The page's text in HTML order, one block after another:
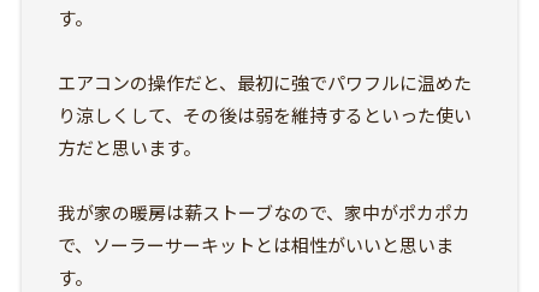
す。
エアコンの操作だと、最初に強でパワフルに温めた
り涼しくして、その後は弱を維持するといった使い
方だと思います。
我が家の暖房は薪ストーブなので、家中がポカポカ
で、ソーラーサーキットとは相性がいいと思いま
す。